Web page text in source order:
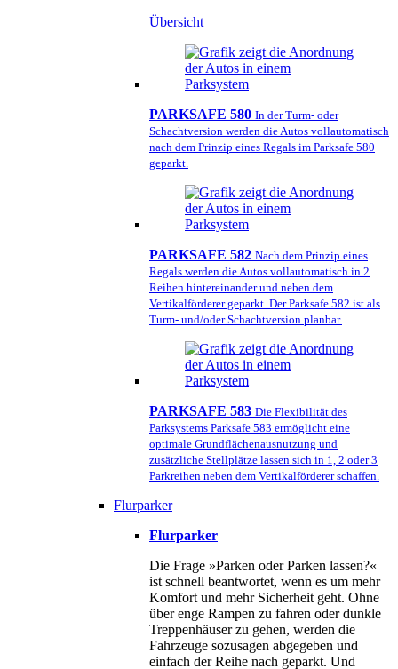
Übersicht
PARKSAFE 580 In der Turm- oder
Schachtversion werden die Autos vollautomatisch
nach dem Prinzip eines Regals im Parksafe 580
geparkt.
PARKSAFE 582 Nach dem Prinzip eines
Regals werden die Autos vollautomatisch in 2
Reihen hintereinander und neben dem
Vertikalförderer geparkt. Der Parksafe 582 ist als
Turm- und/oder Schachtversion planbar.
PARKSAFE 583 Die Flexibilität des
Parksystems Parksafe 583 ermöglicht eine
optimale Grundflächenausnutzung und
zusätzliche Stellplätze lassen sich in 1, 2 oder 3
Parkreihen neben dem Vertikalförderer schaffen.
Flurparker
Flurparker
Die Frage »Parken oder Parken lassen?«
ist schnell beantwortet, wenn es um mehr
Komfort und mehr Sicherheit geht. Ohne
über enge Rampen zu fahren oder dunkle
Treppenhäuser zu gehen, werden die
Fahrzeuge sozusagen abgegeben und
einfach der Reihe nach geparkt. Und